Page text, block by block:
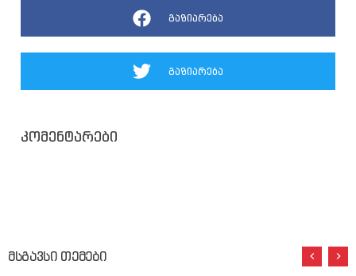
გაზიარება
გაზიარება
კომენტარები
მსგავსი თემები